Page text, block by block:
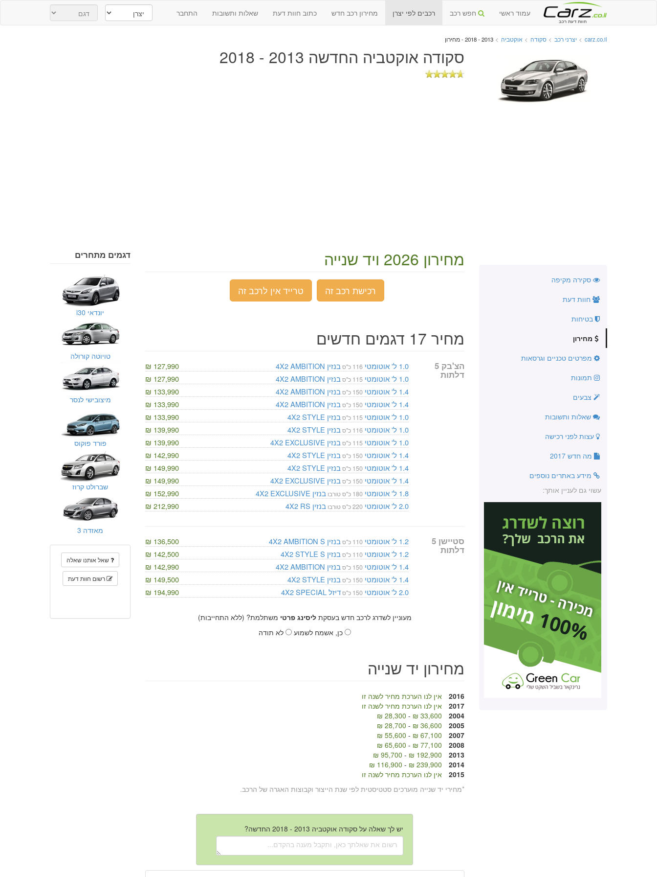
חוות דעת רכב
עמוד ראשי חפש רכב רכבים לפי יצרן מחירון רכב חדש כתוב חוות דעת שאלות ותשובות התחבר
carz.co.il
> יצרני רכב > סקודה > אוקטביה > 2013 - 2018 - מחירון
סקודה אוקטביה החדשה 2013 - 2018
סקירה מקיפה
חוות דעת
בטיחות
מחירון
מפרטים טכניים וגרסאות
תמונות
צבעים
שאלות ותשובות
עצות לפני רכישה
מה חדש 2017
מידע באתרים נוספים
עשוי גם לעניין אותך:
מחירון 2026 ויד שנייה
רכישת רכב זה טרייד אין לרכב זה
מחיר 17 דגמים חדשים
הצ'בק 5
דלתות
1.0 ל' אוטומטי116 כ"ס בנזין 4X2AMBITION
127,990 ₪
1.0 ל'
אוטומטי115 כ"ס בנזין 4X2AMBITION
127,990 ₪
1.4 ל'
אוטומטי150 כ"ס בנזין 4X2AMBITION
133,990 ₪
1.4 ל'
אוטומטי150 כ"ס בנזין 4X2AMBITION
133,990 ₪
1.0 ל'
אוטומטי115 כ"ס בנזין 4X2STYLE
133,990 ₪
1.0 ל'
אוטומטי116 כ"ס בנזין 4X2STYLE
139,990 ₪
1.0 ל'
אוטומטי115 כ"ס בנזין 4X2 EXCLUSIVE
139,990 ₪
1.4 ל'
אוטומטי150 כ"ס בנזין 4X2STYLE
142,990 ₪
1.4 ל'
אוטומטי150 כ"ס בנזין 4X2STYLE
149,990 ₪
1.4 ל'
אוטומטי150 כ"ס בנזין 4X2 EXCLUSIVE
149,990 ₪
1.8 ל'
אוטומטי180 כ"ס טורבו בנזין 4X2 EXCLUSIVE
152,990 ₪
2.0 ל'
אוטומטי220 כ"ס טורבו בנזין 4X2 RS
212,990 ₪
סטיישן 5
דלתות
1.2 ל' אוטומטי110 כ"ס בנזין 4X2AMBITION S
136,500 ₪
1.2 ל'
אוטומטי110 כ"ס בנזין 4X2STYLE S
142,500 ₪
1.4 ל'
אוטומטי150 כ"ס בנזין 4X2AMBITION
142,990 ₪
1.4 ל'
אוטומטי150 כ"ס בנזין 4X2STYLE
149,500 ₪
2.0 ל'
אוטומטי150 כ"ס דיזל 4X2SPECIAL
194,990 ₪
מעוניין לשדרג לרכב חדש בעסקתליסינג פרטי משתלמת? (ללא התחייבות)
כן, אשמח לשמוע
לא תודה
מחירון יד שנייה
2016
אין לנו הערכת מחיר לשנה זו
2017
אין לנו הערכת מחיר לשנה זו
2004
33,600 ₪
-
28,300 ₪
2005
36,600 ₪
-
28,700 ₪
2007
67,100 ₪
-
55,600 ₪
2008
77,100 ₪
-
65,600 ₪
2013
192,900 ₪
-
95,700 ₪
2014
239,900 ₪
-
116,900 ₪
2015
אין לנו הערכת מחיר לשנה זו
*מחירי יד שנייה מוערכים סטטיסטית לפי שנת הייצור וקבוצות האגרה של הרכב.
יש לך שאלה על סקודה אוקטביה 2013 - 2018 החדשה?
דגמים מתחרים
יונדאי i30
טויוטה קורולה
מיצובישי לנסר
פורד פוקוס
שברולט קרוז
מאזדה 3
שאל אותנו שאלה
רשום חוות דעת